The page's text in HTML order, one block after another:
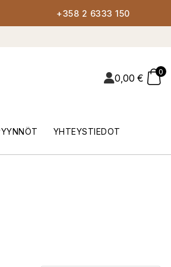
+358 2 6333 150
0,00 €
0
YHTEYSTIEDOT